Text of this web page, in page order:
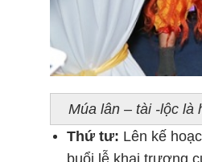
Múa lân – tài -lộc là
Thứ tư: Lên kế